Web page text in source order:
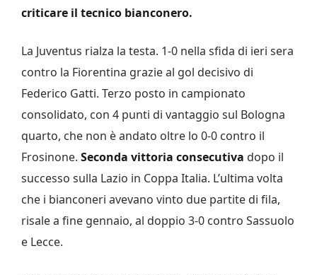
criticare il tecnico bianconero.
La Juventus rialza la testa. 1-0 nella sfida di ieri sera
contro la Fiorentina grazie al gol decisivo di
Federico Gatti. Terzo posto in campionato
consolidato, con 4 punti di vantaggio sul Bologna
quarto, che non è andato oltre lo 0-0 contro il
Frosinone. Seconda vittoria consecutiva dopo il
successo sulla Lazio in Coppa Italia. L’ultima volta
che i bianconeri avevano vinto due partite di fila,
risale a fine gennaio, al doppio 3-0 contro Sassuolo
e Lecce.